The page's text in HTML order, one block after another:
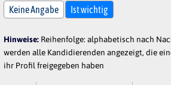
Keine Angabe Ist wichtig
Hinweise: Reihenfolge: alphabetisch nach
werden alle Kandidierenden angezeigt, die
ihr Profil freigegeben haben